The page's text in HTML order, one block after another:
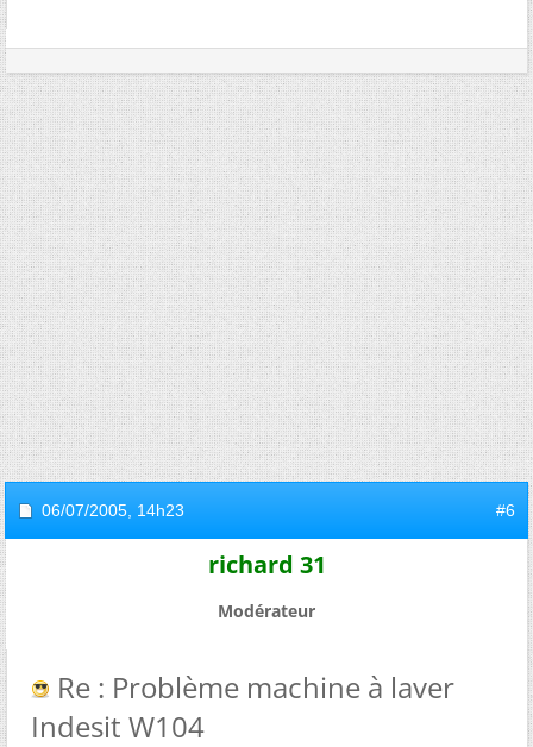
06/07/2005, 14h23 #6
richard 31
Modérateur
Re : Problème machine à laver
Indesit W104